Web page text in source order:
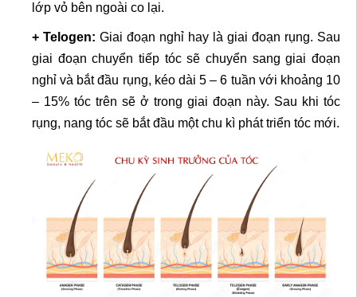
lớp vỏ bên ngoài co lại.
+ Telogen: Giai đoạn nghỉ hay là giai đoạn rụng. Sau
giai đoạn chuyển tiếp tóc sẽ chuyển sang giai đoạn
nghỉ và bắt đầu rụng, kéo dài 5 – 6 tuần với khoảng 10
– 15% tóc trên sẽ ở trong giai đoạn này. Sau khi tóc
rụng, nang tóc sẽ bắt đầu một chu kì phát triển tóc mới.